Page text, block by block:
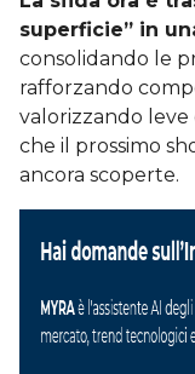
superficie” in
consolidando le
rafforzando
valorizzando leve
che il prossimo
ancora scoperte.